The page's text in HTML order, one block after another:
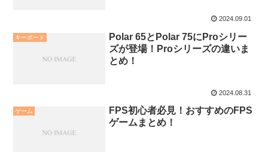
2024.09.01
キーボード
Polar 65とPolar 75にProシリー
ズが登場！Proシリーズの違いま
とめ！
2024.08.31
ゲーム
FPS初心者必見！おすすめのFPS
ゲームまとめ！